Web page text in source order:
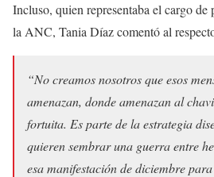
Incluso, quien representaba el cargo de
la ANC, Tania Díaz comentó al
“No creamos nosotros que esos
amenazan, donde amenazan al
fortuita. Es parte de la estrategia
quieren sembrar una guerra entre
esa manifestación de diciembre